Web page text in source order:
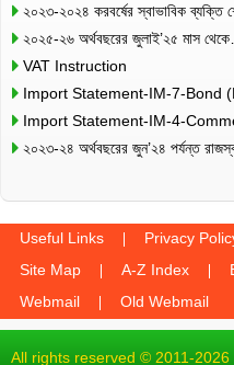
২০২৩-২০২৪ করবর্ষের স্বাভাবিক ব্যক্তি
২০২৫-২৬ অর্থবছরের জুলাই’২৫ মাস
VAT Instruction
Import Statement-IM-7-Bond
Import Statement-IM-4-
২০২৩-২৪ অর্থবছরের জুন’২৪ পর্যন্ত
Useful Links Privacy
Site Map
A-Z Index
Webmail
Old Webmail
All rights reserved © 2011-